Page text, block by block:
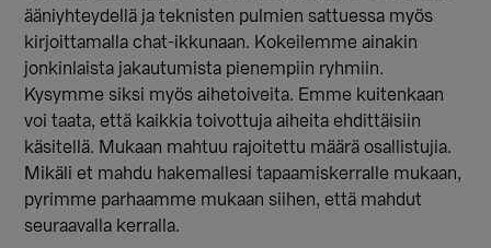
ääniyhteydellä ja teknisten pulmien sattuessa myös
kirjoittamalla chat-ikkunaan. Kokeilemme ainakin
jonkinlaista jakautumista pienempiin ryhmiin.
Kysymme siksi myös aihetoiveita. Emme kuitenkaan
voi taata, että kaikkia toivottuja aiheita ehdittäisiin
käsitellä. Mukaan mahtuu rajoitettu määrä osallistujia.
Mikäli et mahdu hakemallesi tapaamiskerralle mukaan,
pyrimme parhaamme mukaan siihen, että mahdut
seuraavalla kerralla.